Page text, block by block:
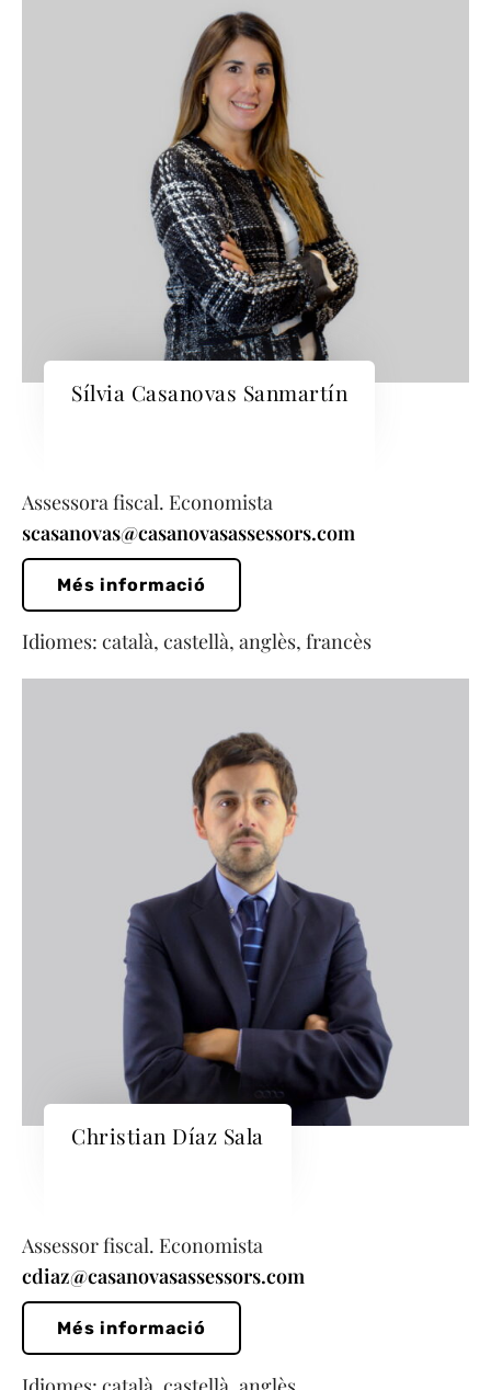
Sílvia Casanovas Sanmartín
Assessora fiscal. Economista
scasanovas@casanovasassessors.com
Més informació
Idiomes: català, castellà, anglès, francès
Christian Díaz Sala
Assessor fiscal. Economista
cdiaz@casanovasassessors.com
Més informació